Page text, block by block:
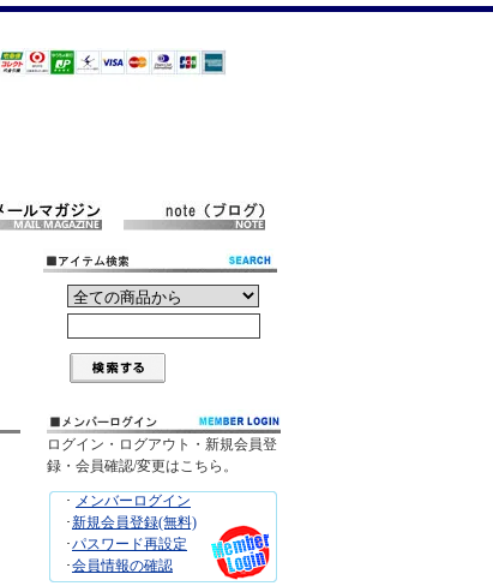
ログイン・ログアウト・新規会員登
録・会員確認/変更はこちら。
･ メンバーログイン
･新規会員登録(無料)
･パスワード再設定
･会員情報の確認